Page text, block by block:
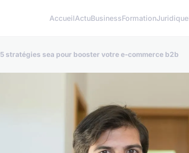
AccueilActuBusinessFormationJuridique
5 stratégies sea pour booster votre e-commerce b2b